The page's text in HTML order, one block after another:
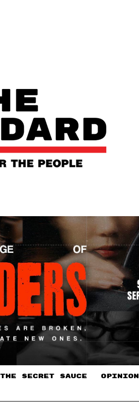
THE SECRET SAUCE​ OPINION